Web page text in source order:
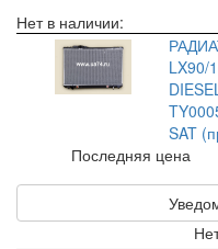
Нет в наличии:
LX90/
SAT
Последняя цена